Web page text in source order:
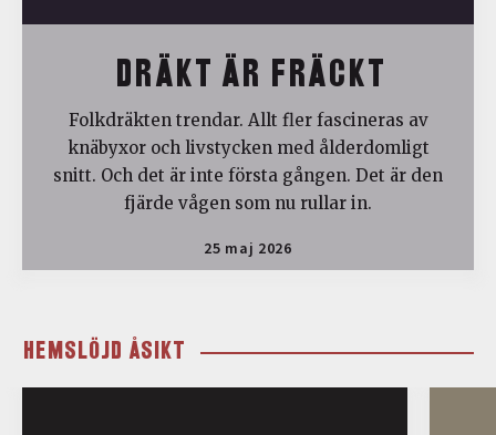
DRÄKT ÄR FRÄCKT
Folkdräkten trendar. Allt fler fascineras av
knäbyxor och livstycken med ålderdomligt
snitt. Och det är inte första gången. Det är den
fjärde vågen som nu rullar in.
25 maj 2026
HEMSLÖJD ÅSIKT